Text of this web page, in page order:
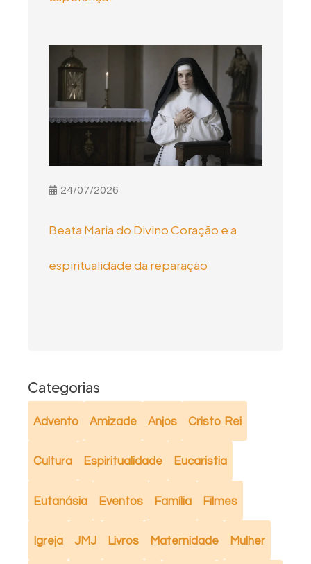
24/07/2026
Beata Maria do Divino Coração e a
espiritualidade da reparação
Categorias
Advento Amizade Anjos Cristo Rei
Cultura Espiritualidade Eucaristia
Eutanásia Eventos Família Filmes
Igreja JMJ Livros Maternidade Mulher